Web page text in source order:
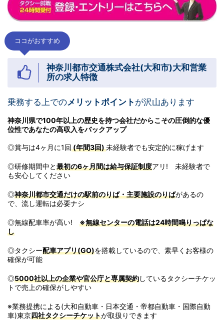
ココがおすすめ
神奈川都市交通株式会社(大和市)大和営業
所の求人特徴
乗務する上でのメリットポイント が沢山あります
神奈川県で100年以上の歴史を持つ会社だからこその圧倒的な優
位性であなたの高収入をバックアップ
◎賞与は4ヶ月に1回(年間3回)未経験者でも安定的に稼げます
◎研修期間中と最初の6ヶ月間は給与保証制度アリ! 未経験者で
も安心してください
◎神奈川都市交通だけの駅前のりば・主要施設のりばがあるの
で、流し運転は必要ナシ
◎無線配車率が高い! ※無線センターの電話は24時間鳴りっぱな
し
◎タクシー配車アプリ(GO)を搭載しているので、素早くお客様の
確保が可能
◎5000社以上の企業や官公庁と専属契約しているタクシーチケッ
トで売上の確保がしやすい
※業務提携による(大和自動車・日本交通・帝都自動車・国際自動
車)東京四社タクシーチケットが取扱りできます